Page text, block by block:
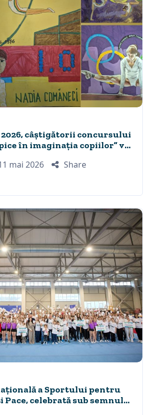
câștigătorii concursului
în imaginația copiilor” vor
mai 2026 Share
a Sportului pentru
Pace, celebrată sub semnul